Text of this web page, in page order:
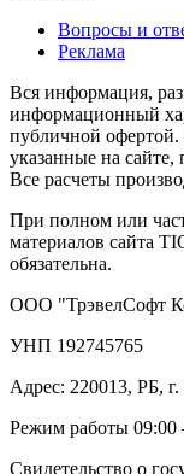
Вопросы и
Реклама
Вся информация,
информационный
публичной
указанные на
Все расчеты
При полном или
материалов сайта
обязательна.
ООО "ТрэвелСофт
УНП 192745765
Адрес: 220013, РБ,
Режим работы 09:00
Свидетельство о